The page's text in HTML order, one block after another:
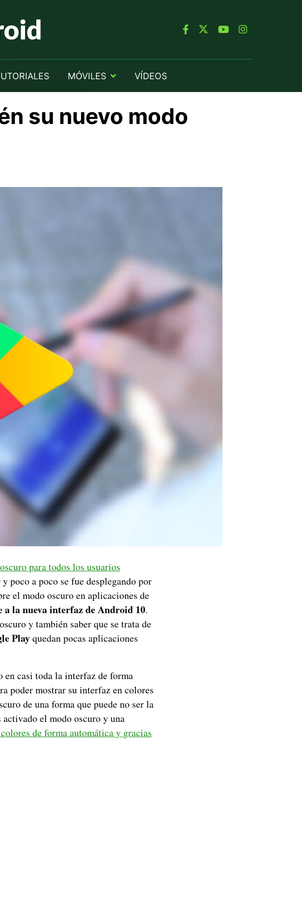
MÓVILES VÍDEOS
su nuevo modo
para todos los usuarios
poco a poco se fue desplegando por
el modo oscuro en aplicaciones de
a la nueva interfaz de Android 10.
y también saber que se trata de
Playquedan pocas aplicaciones
en casi toda la interfaz de forma
poder mostrar su interfaz en colores
de una forma que puede no ser la
el modo oscuro y una
de forma automática y gracias